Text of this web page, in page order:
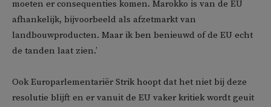
moeten er consequenties komen. Marokko is van de EU
afhankelijk, bijvoorbeeld als afzetmarkt van
landbouwproducten. Maar ik ben benieuwd of de EU echt
de tanden laat zien.’
Ook Europarlementariër Strik hoopt dat het niet bij deze
resolutie blijft en er vanuit de EU vaker kritiek wordt geuit